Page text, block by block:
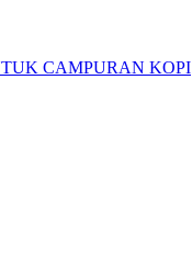
CAMPURAN KOPI